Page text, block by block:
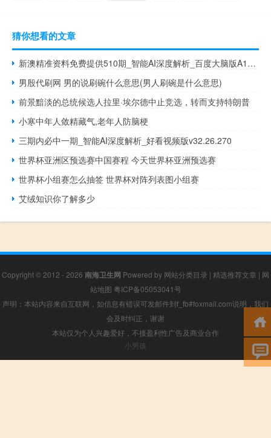
猜你想看的文章
新澳精准资料免费提供510期_智能AI深度解析_百度大脑版A12.26.39
男殷代刷网 男的说刷碗什么意思(男人刷碗是什么意思)
前景黯淡的总统候选人拉里·埃尔德中止竞选，转而支持特朗普
小寒中年人敛精藏气,老年人防脑梗
三期内必中一期_智能AI深度解析_好看视频版v32.26.270
世界杯亚洲区预选赛中国赛程 今天世界杯亚洲预选赛
世界杯小组赛怎么抽签 世界杯对阵列表图小组赛
艾绒知识你了解多少
Copyright © 2012 - 2026 南海卫生网 Powered by 网站分类目录 | 精选推荐文章 | 网
站地图 粤ICP备05053041号
声明：本站内容来自互联网，如信息有错误可发邮件到f_fb#foxmail.com说明，我们
会及时纠正，谢谢
本站仅为个人兴趣爱好，不接盈利性广告及商业合作
小男孩